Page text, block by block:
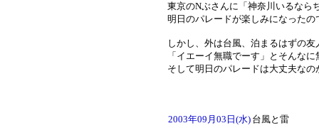
東京のNぶさんに「神奈川いるなら
明日のパレードが楽しみになったの
しかし、外は台風、泊まるはずの
「イエーイ無職でーす」とそんな
そして明日のパレードは大丈夫なの
2003年09月03日(水) 台風と雷